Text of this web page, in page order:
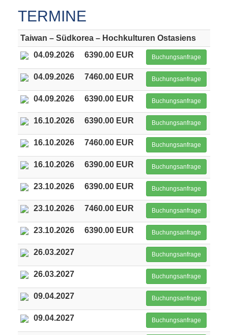
TERMINE
Taiwan – Südkorea – Hochkulturen Ostasiens
04.09.2026
6390.00 EUR Buchungsanfrage
04.09.2026 7460.00 EUR Buchungsanfrage
04.09.2026 6390.00 EUR Buchungsanfrage
16.10.2026 6390.00 EUR Buchungsanfrage
16.10.2026 7460.00 EUR Buchungsanfrage
16.10.2026 6390.00 EUR Buchungsanfrage
23.10.2026 6390.00 EUR Buchungsanfrage
23.10.2026 7460.00 EUR Buchungsanfrage
23.10.2026 6390.00 EUR Buchungsanfrage
26.03.2027 Buchungsanfrage
26.03.2027 Buchungsanfrage
09.04.2027 Buchungsanfrage
09.04.2027 Buchungsanfrage